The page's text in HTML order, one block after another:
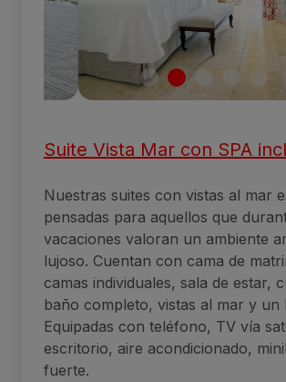
Suite Vista Mar con SPA
Nuestras suites con vistas al mar
pensadas para aquellos que
vacaciones valoran un ambiente
lujoso. Cuentan con cama de
camas individuales, sala de estar,
baño completo, vistas al mar y un
Equipadas con teléfono, TV vía
escritorio, aire acondicionado,
fuerte.